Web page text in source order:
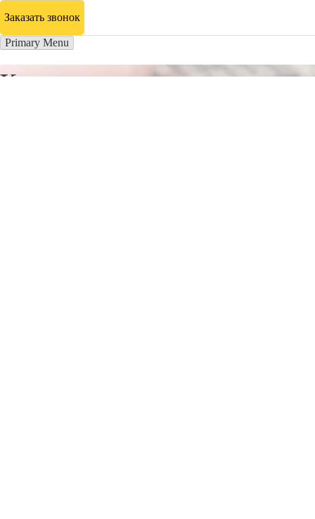
Заказать звонок
Primary Menu
Курсы программирования в